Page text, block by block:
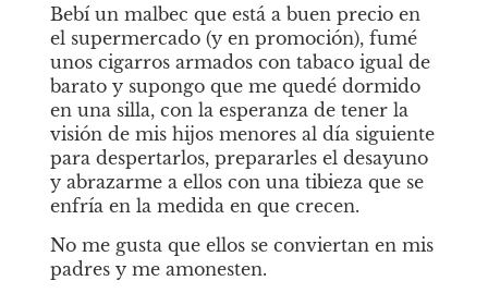
Bebí un malbec que está a buen precio en
el supermercado (y en promoción), fumé
unos cigarros armados con tabaco igual de
barato y supongo que me quedé dormido
en una silla, con la esperanza de tener la
visión de mis hijos menores al día siguiente
para despertarlos, prepararles el desayuno
y abrazarme a ellos con una tibieza que se
enfría en la medida en que crecen.
No me gusta que ellos se conviertan en mis
padres y me amonesten.